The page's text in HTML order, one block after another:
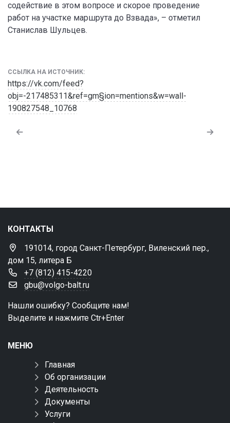
содействие в этом вопросе и скорое проведение
работ на участке маршрута до Взвада», – отметил
Станислав Шульцев.
ССЫЛКА НА ИСТОЧНИК:
https://vk.com/feed?
obj=-217485311&ref=gm§ion=mentions&w=wall-
190827548_10768
КОНТАКТЫ
191014, город Санкт-Петербург, Виленский пер.,
дом 15, литера Б
+7 (812) 415-4220
gbu@volgo-balt.ru
Нашли ошибку? Сообщите нам!
Выделите и нажмите Ctr+Enter
МЕНЮ
Главная
Об организации
Деятельность
Документы
Услуги